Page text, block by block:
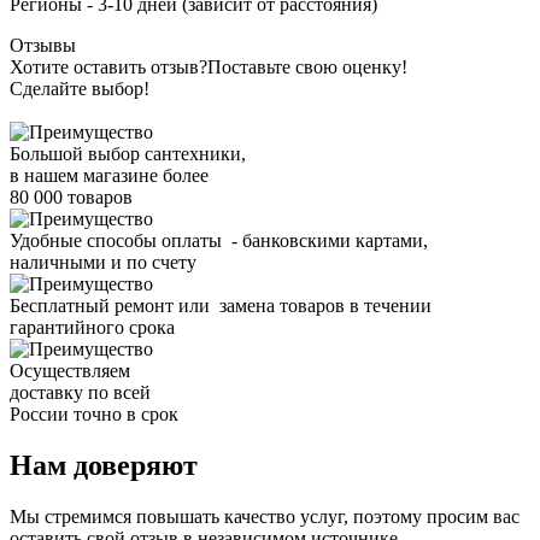
Отзывы
Хотите оставить отзыв?Поставьте свою оценку!
Сделайте выбор!
Большой выбор сантехники,
в нашем магазине более
80 000 товаров
Удобные способы оплаты - банковскими картами,
наличными и по счету
Бесплатный ремонт или замена товаров в течении
гарантийного срока
Осуществляем
доставку по всей
России точно в срок
Нам доверяют
Мы стремимся повышать качество услуг, поэтому просим вас